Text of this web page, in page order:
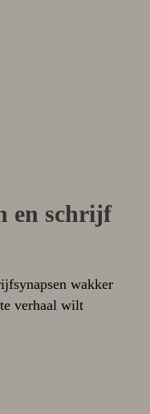
en schrijf
wakker
verhaal wilt